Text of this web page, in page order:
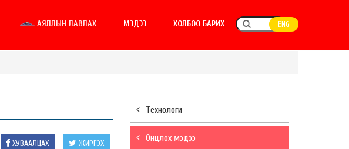
АЯЛЛЫН ЛАВЛАХ МЭДЭЭ ХОЛБОО БАРИХ ENG
ХУВААЛЦАХ ЖИРГЭХ
Технологи
Онцлох мэдээ